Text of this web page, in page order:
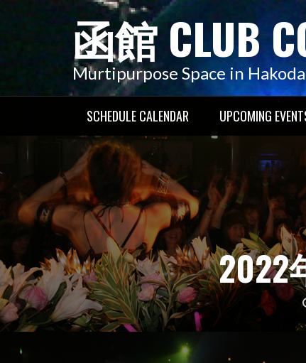
へ
プ
函館 CLUB
Murtipurpose Space in
SCHEDULE CALENDAR UPCOMING
2022